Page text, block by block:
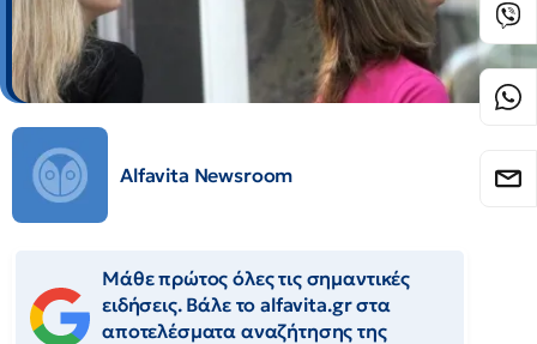
Alfavita Newsroom
Μάθε πρώτος όλες τις σημαντικές
ειδήσεις. Βάλε το alfavita.gr στα
αποτελέσματα αναζήτησης της